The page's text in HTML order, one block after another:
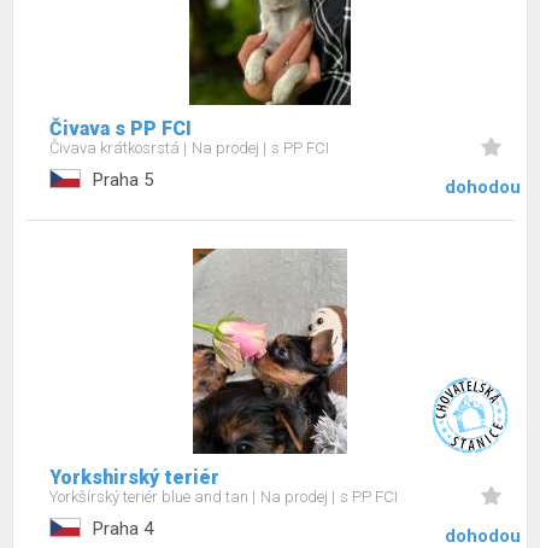
Čivava s PP FCI
Čivava krátkosrstá Na prodej s PP FCI
Praha 5 dohodou
Yorkshirský teriér
Yorkšírský teriér blue and tan Na prodej s PP FCI
Praha 4 dohodou